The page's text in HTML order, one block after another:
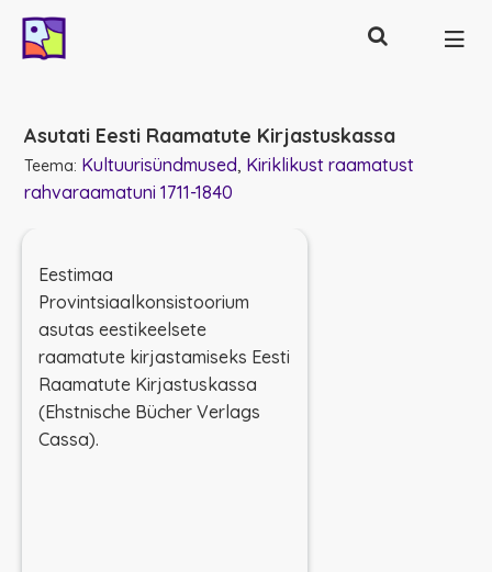
Otsing
Asutati Eesti Raamatute Kirjastuskassa
Teema: Kultuurisündmused Kiriklikust raamatust
rahvaraamatuni 1711-1840
Eestimaa
Provintsiaalkonsistoorium
asutas eestikeelsete
raamatute kirjastamiseks Eesti
Raamatute Kirjastuskassa
(Ehstnische Bücher Verlags
Cassa).